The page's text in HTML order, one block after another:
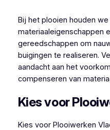
Bij het plooien houden
materiaaleigenschappen
gereedschappen om
buigingen te realiseren.
aandacht aan het
compenseren van
Kies voor
Kies voor Plooiwerken